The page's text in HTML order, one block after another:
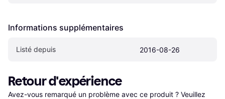
Informations supplémentaires
Listé depuis 2016-08-26
Retour d'expérience
Avez-vous remarqué un problème avec ce produit ? Veuillez